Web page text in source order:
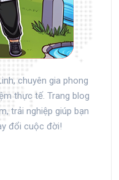
chuyên gia phong
thực tế. Trang blog
trải nghiệp giúp bạn
đổi cuộc đời!